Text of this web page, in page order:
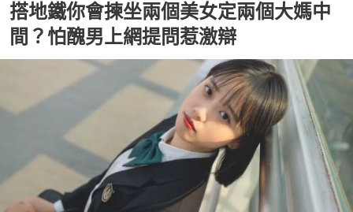
搭地鐵你會揀坐兩個美女定兩個大媽中
間？怕醜男上網提問惹激辯